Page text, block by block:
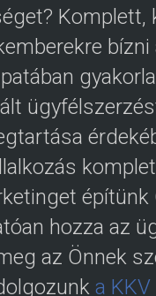
Komplett,
építünk
hozza az
az Önnek
a